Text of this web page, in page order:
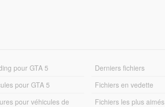
pour GTA 5
pour GTA 5
pour véhicules de
Derniers fichiers
Fichiers en vedette
Fichiers les plus aimés